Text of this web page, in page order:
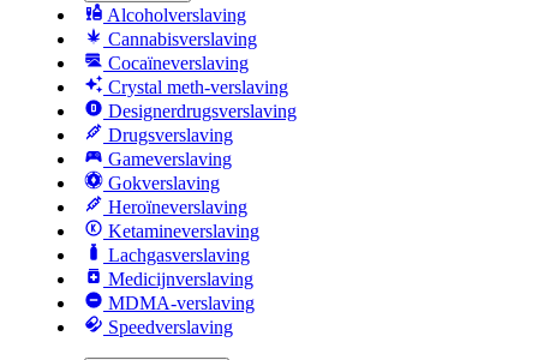
Alcoholverslaving
Cannabisverslaving
Cocaïneverslaving
Crystal meth-verslaving
Designerdrugsverslaving
Drugsverslaving
Gameverslaving
Gokverslaving
Heroïneverslaving
Ketamineverslaving
Lachgasverslaving
Medicijnverslaving
MDMA-verslaving
Speedverslaving